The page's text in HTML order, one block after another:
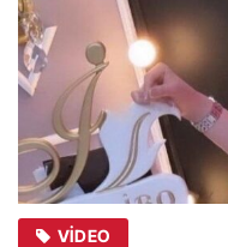
VIDEO